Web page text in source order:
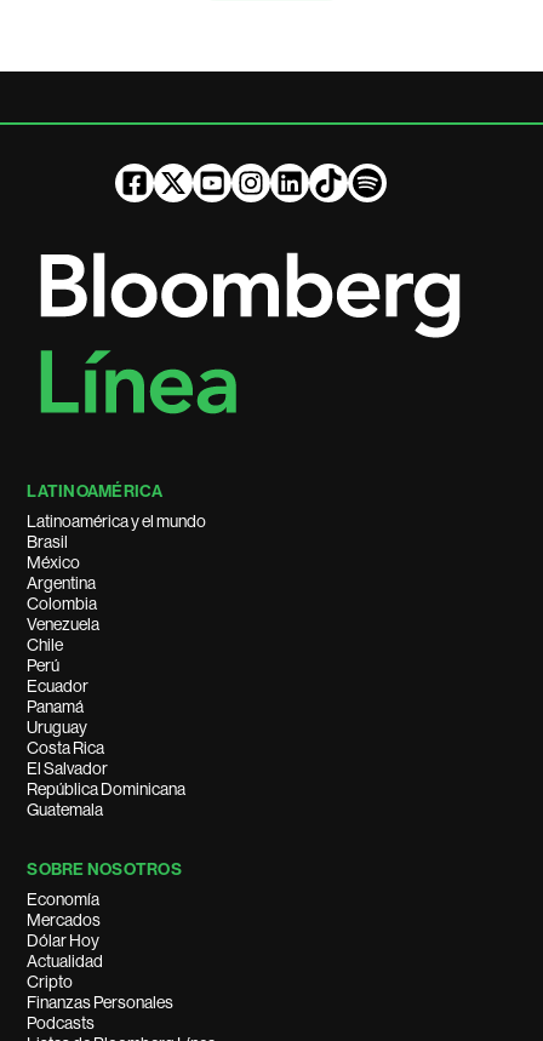
LATINOAMÉRICA
Latinoamérica y el mundo
Brasil
México
Argentina
Colombia
Venezuela
Chile
Perú
Ecuador
Panamá
Uruguay
Costa Rica
El Salvador
República Dominicana
Guatemala
SOBRE NOSOTROS
Economía
Mercados
Dólar Hoy
Actualidad
Cripto
Finanzas Personales
Podcasts